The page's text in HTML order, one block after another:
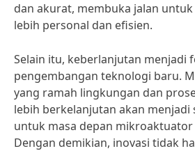
dan akurat, membuka jalan
lebih personal dan efisien.
Selain itu, keberlanjutan menjadi
pengembangan teknologi baru.
yang ramah lingkungan dan
lebih berkelanjutan akan menjadi
untuk masa depan
Dengan demikian, inovasi tidak